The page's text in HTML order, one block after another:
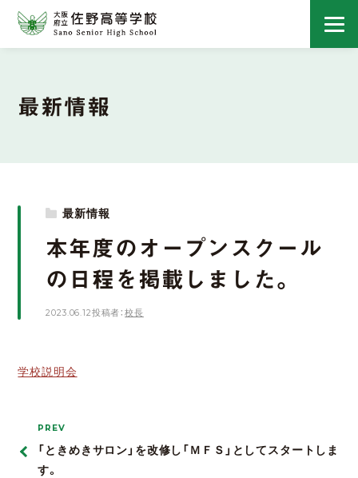
最新情報
最新情報
本年度のオープンスクール
の日程を掲載しました。
2023.06.12投稿者：校長
学校説明会
PREV
「ときめきサロン」を改修し「ＭＦＳ」としてスタートしま
す。